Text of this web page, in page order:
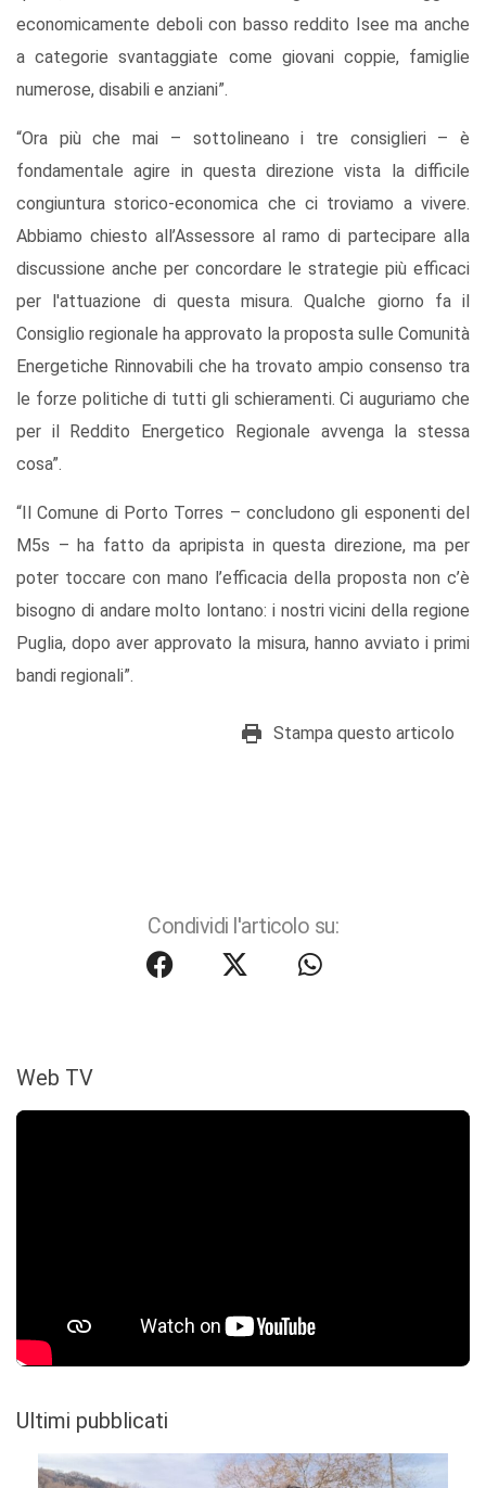
economicamente deboli con basso reddito Isee ma anche
a categorie svantaggiate come giovani coppie, famiglie
numerose, disabili e anziani”.
“Ora più che mai – sottolineano i tre consiglieri – è
fondamentale agire in questa direzione vista la difficile
congiuntura storico-economica che ci troviamo a vivere.
Abbiamo chiesto all’Assessore al ramo di partecipare alla
discussione anche per concordare le strategie più efficaci
per l'attuazione di questa misura. Qualche giorno fa il
Consiglio regionale ha approvato la proposta sulle Comunità
Energetiche Rinnovabili che ha trovato ampio consenso tra
le forze politiche di tutti gli schieramenti. Ci auguriamo che
per il Reddito Energetico Regionale avvenga la stessa
cosa”.
“Il Comune di Porto Torres – concludono gli esponenti del
M5s – ha fatto da apripista in questa direzione, ma per
poter toccare con mano l’efficacia della proposta non c’è
bisogno di andare molto lontano: i nostri vicini della regione
Puglia, dopo aver approvato la misura, hanno avviato i primi
bandi regionali”.
Stampa questo articolo
Condividi l'articolo su:
Web TV
Ultimi pubblicati